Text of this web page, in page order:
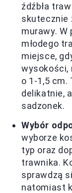
źdźbła
skutecznie
murawy. W
młodego
miejsce,
wysokości,
o 1-1,5 cm.
delikatnie,
sadzonek.
Wybór
wyborze
typ oraz
trawnika.
sprawdzą
natomiast